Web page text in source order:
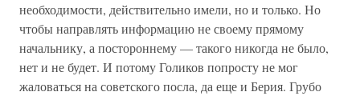
необходимости, действительно имели, но и только. Но
чтобы направлять информацию не своему прямому
начальнику, а постороннему — такого никогда не было,
нет и не будет. И потому Голиков попросту не мог
жаловаться на советского посла, да еще и Берия. Грубо